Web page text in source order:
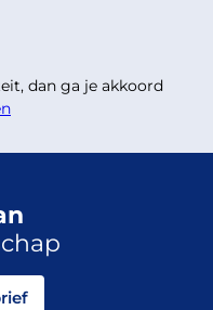
dan ga je akkoord